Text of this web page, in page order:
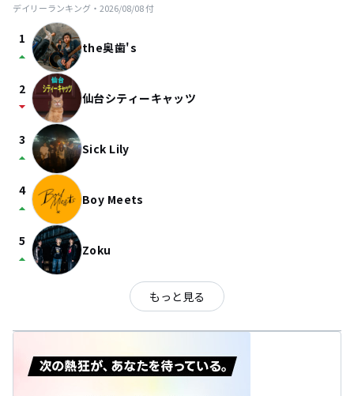
デイリーランキング・ 2026/08/08付
1
arrow_drop_up the奥歯's
2
arrow_drop_down 仙台シティーキャッツ
3
arrow_drop_up Sick Lily
4
arrow_drop_up Boy Meets
5
arrow_drop_up Zoku
もっと見る